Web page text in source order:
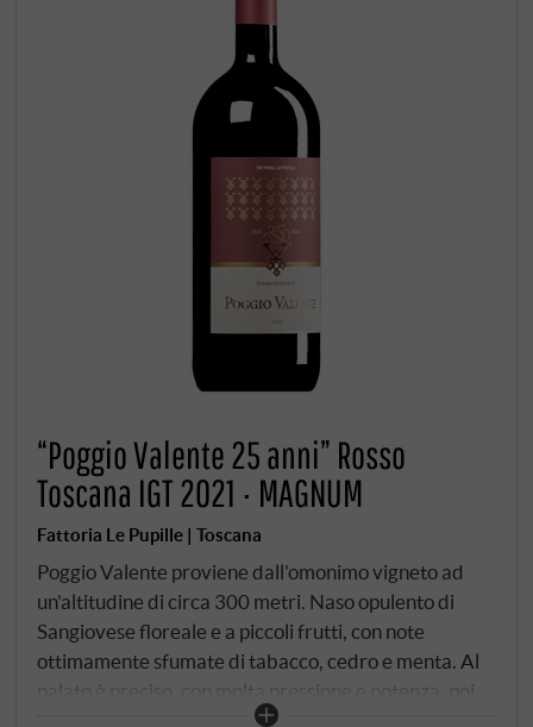
“Poggio Valente 25 anni” Rosso
Toscana IGT 2021 · MAGNUM
Fattoria Le Pupille | Toscana
Poggio Valente proviene dall'omonimo vigneto ad
un'altitudine di circa 300 metri. Naso opulento di
Sangiovese floreale e a piccoli frutti, con note
ottimamente sfumate di tabacco, cedro e menta. Al
palato è preciso, con molta pressione e potenza, poi
verso la fine la risoluzione furiosa di tutte le